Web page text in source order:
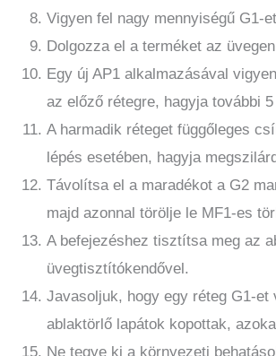
Vigyen fel nagy mennyiségű G1-
Dolgozza el a terméket az
Egy új AP1 alkalmazásával
az előző rétegre, hagyja további
A harmadik réteget függőleges
lépés esetében, hagyja
Távolítsa el a maradékot a G2
majd azonnal törölje le MF1-es
A befejezéshez tisztítsa meg az
üvegtisztítókendővel.
Javasoljuk, hogy egy réteg G1-
ablaktörlő lapátok kopottak,
Ne tegye ki a környezeti